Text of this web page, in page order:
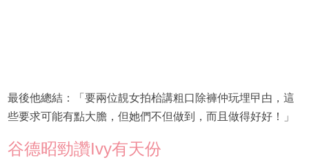
最後他總結：「要兩位靚女拍枱講粗口除褲仲玩埋曱甴，這
些要求可能有點大膽，但她們不但做到，而且做得好好！」
谷德昭勁讚Ivy有天份